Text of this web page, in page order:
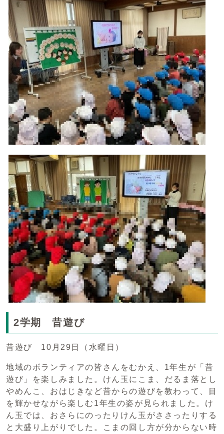
2学期 昔遊び
昔遊び 10月29日（水曜日）
地域のボランティアの皆さんをむかえ、1年生が「昔
遊び」を楽しみました。けん玉にこま、だるま落とし
やめんこ、おはじきなど昔からの遊びを教わって、目
を輝かせながら楽しむ1年生の姿が見られました。け
ん玉では、おさらにのったりけん玉がささったりする
と大盛り上がりでした。こまの回し方が分からない時